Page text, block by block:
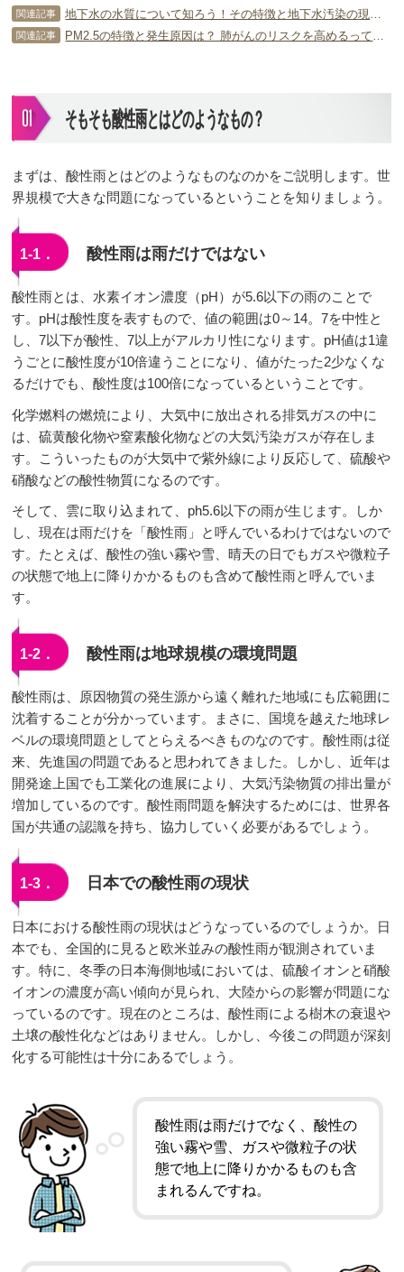
関連記事 地下水の水質について知ろう！その特徴と地下水汚染の現実について
関連記事 PM2.5の特徴と発生原因は？ 肺がんのリスクを高めるってホント？
そもそも酸性雨とはどのようなもの？
まずは、酸性雨とはどのようなものなのかをご説明します。世
界規模で大きな問題になっているということを知りましょう。
1-1． 酸性雨は雨だけではない
酸性雨とは、水素イオン濃度（pH）が5.6以下の雨のことで
す。pHは酸性度を表すもので、値の範囲は0～14。7を中性と
し、7以下が酸性、7以上がアルカリ性になります。pH値は1違
うごとに酸性度が10倍違うことになり、値がたった2少なくな
るだけでも、酸性度は100倍になっているということです。
化学燃料の燃焼により、大気中に放出される排気ガスの中に
は、硫黄酸化物や窒素酸化物などの大気汚染ガスが存在しま
す。こういったものが大気中で紫外線により反応して、硫酸や
硝酸などの酸性物質になるのです。
そして、雲に取り込まれて、ph5.6以下の雨が生じます。しか
し、現在は雨だけを「酸性雨」と呼んでいるわけではないので
す。たとえば、酸性の強い霧や雪、晴天の日でもガスや微粒子
の状態で地上に降りかかるものも含めて酸性雨と呼んでいま
す。
1-2． 酸性雨は地球規模の環境問題
酸性雨は、原因物質の発生源から遠く離れた地域にも広範囲に
沈着することが分かっています。まさに、国境を越えた地球レ
ベルの環境問題としてとらえるべきものなのです。酸性雨は従
来、先進国の問題であると思われてきました。しかし、近年は
開発途上国でも工業化の進展により、大気汚染物質の排出量が
増加しているのです。酸性雨問題を解決するためには、世界各
国が共通の認識を持ち、協力していく必要があるでしょう。
1-3． 日本での酸性雨の現状
日本における酸性雨の現状はどうなっているのでしょうか。日
本でも、全国的に見ると欧米並みの酸性雨が観測されていま
す。特に、冬季の日本海側地域においては、硫酸イオンと硝酸
イオンの濃度が高い傾向が見られ、大陸からの影響が問題にな
っているのです。現在のところは、酸性雨による樹木の衰退や
土壌の酸性化などはありません。しかし、今後この問題が深刻
化する可能性は十分にあるでしょう。
酸性雨は雨だけでなく、酸性の
強い霧や雪、ガスや微粒子の状
態で地上に降りかかるものも含
まれるんですね。